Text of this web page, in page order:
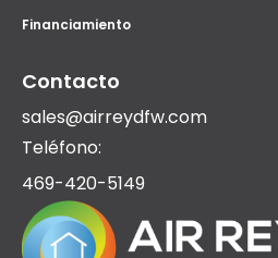
Financiamiento
Contacto
sales@airreydfw.com
Teléfono:
469-420-5149